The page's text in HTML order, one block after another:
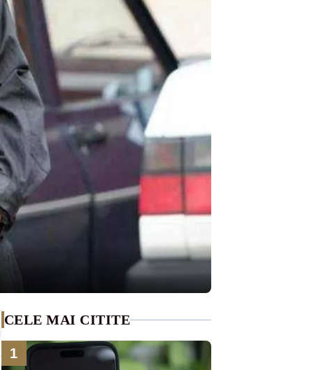
CELE MAI CITITE
1